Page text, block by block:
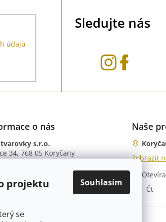
projektu
se
Souhlasím
údajů
Sledujte nás
o nás
tvarovky s.r.o.
34, 768 05 Koryčany
2301934375/2010 (Fio banka)
Naše
Zobrazit
Po - Čt